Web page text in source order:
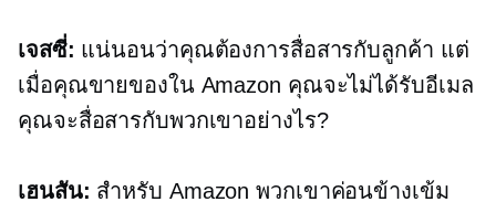
เจสซี่: แน่นอนว่าคุณต้องการสื่อสารกับลูกค้า แต่
เมื่อคุณขายของใน Amazon คุณจะไม่ได้รับอีเมล
คุณจะสื่อสารกับพวกเขาอย่างไร?
เฮนสัน: สำหรับ Amazon พวกเขาค่อนข้างเข้ม